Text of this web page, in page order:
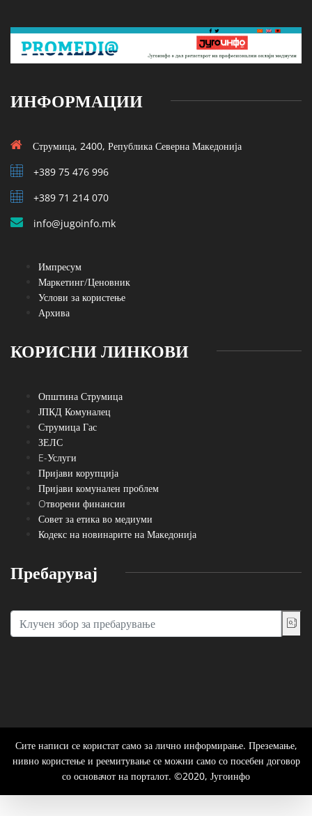
ИНФОРМАЦИИ
Струмица, 2400, Република Северна Македонија
+389 75 476 996
+389 71 214 070
info@jugoinfo.mk
Импресум
Маркетинг/Ценовник
Услови за користење
Архива
КОРИСНИ ЛИНКОВИ
Општина Струмица
ЈПКД Комуналец
Струмица Гас
ЗЕЛС
E-Услуги
Пријави корупција
Пријави комунален проблем
Oтворени финансии
Совет за етика во медиуми
Кодекс на новинарите на Македонија
Пребарувај
Сите написи се користат само за лично информирање. Преземање,
нивно користење и реемитување се можни само со посебен договор
со основачот на порталот. ©2020, Југоинфо